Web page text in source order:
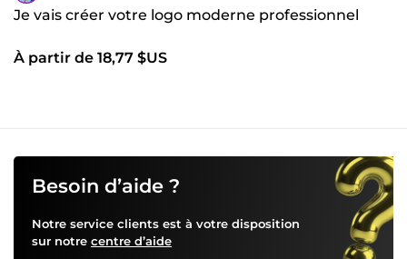
Je vais créer votre logo moderne professionnel
À partir de 18,77 $US
Besoin d’aide ?
Notre service clients est à votre disposition
sur notre centre d’aide